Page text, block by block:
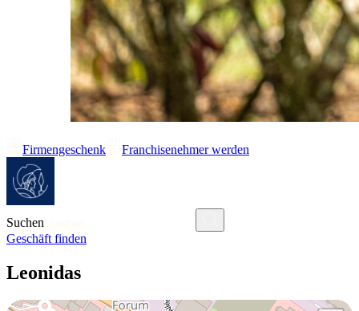
Firmengeschenk Franchisenehmer werden
Suchen
Geschäft finden
Leonidas